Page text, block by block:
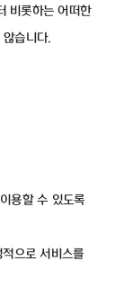
비롯하는 어떠한
습니다.
용할 수 있도록
으로 서비스를